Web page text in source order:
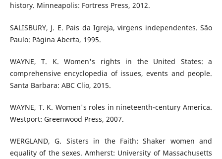
history. Minneapolis: Fortress Press, 2012.
SALISBURY, J. E. Pais da Igreja, virgens independentes. São
Paulo: Página Aberta, 1995.
WAYNE, T. K. Women's rights in the United States: a
comprehensive encyclopedia of issues, events and people.
Santa Barbara: ABC Clio, 2015.
WAYNE, T. K. Women's roles in nineteenth-century America.
Westport: Greenwood Press, 2007.
WERGLAND, G. Sisters in the Faith: Shaker women and
equality of the sexes. Amherst: University of Massachusetts